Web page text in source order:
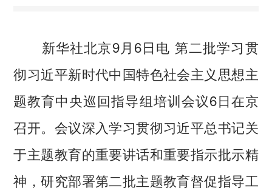
新华社北京9月6日电 第二批学习贯
彻习近平新时代中国特色社会主义思想主
题教育中央巡回指导组培训会议6日在京
召开。会议深入学习贯彻习近平总书记关
于主题教育的重要讲话和重要指示批示精
神，研究部署第二批主题教育督促指导工